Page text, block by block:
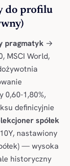
do profilu
pragmatyk →
MSCI World,
1,80%,
definicyjnie
spółek
nastawiony
— wysoka
historyczny